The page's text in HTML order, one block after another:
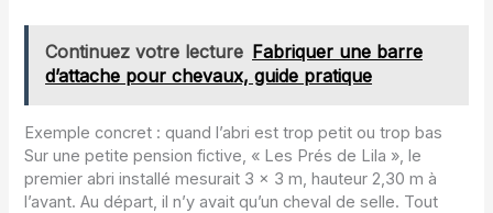
Continuez votre lecture Fabriquer une barre
d’attache pour chevaux, guide pratique
Exemple concret : quand l’abri est trop petit ou trop bas
Sur une petite pension fictive, « Les Prés de Lila », le
premier abri installé mesurait 3 x 3 m, hauteur 2,30 m à
l’avant. Au départ, il n’y avait qu’un cheval de selle. Tout